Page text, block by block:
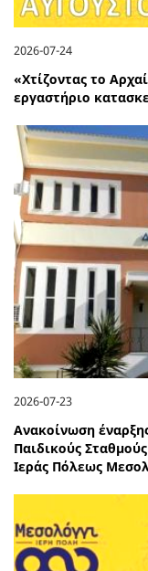
2026-07-24
«Χτίζοντας το
εργαστήριο
2026-07-23
Ανακοίνωση
Παιδικούς
Ιεράς Πόλεως